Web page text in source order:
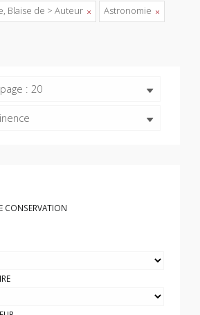
Blaise de > Auteur Astronomie
: 20
CONSERVATION